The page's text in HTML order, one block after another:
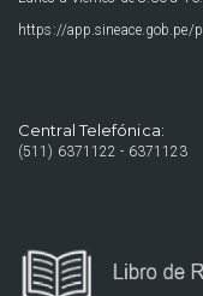
https://app.sineace.gob.pe/
Central Telefónica:
(511) 6371122 - 6371123